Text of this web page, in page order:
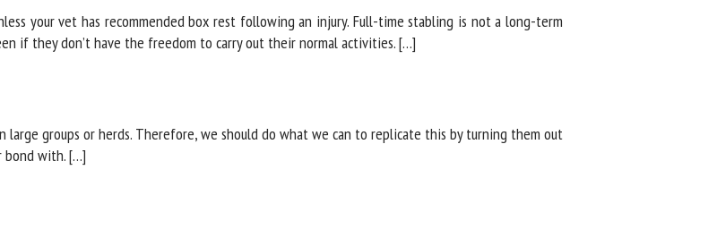
your vet has recommended box rest following an injury. Full-time stabling is not a long-term
if they don’t have the freedom to carry out their normal activities. […]
groups or herds. Therefore, we should do what we can to replicate this by turning them out
with. […]